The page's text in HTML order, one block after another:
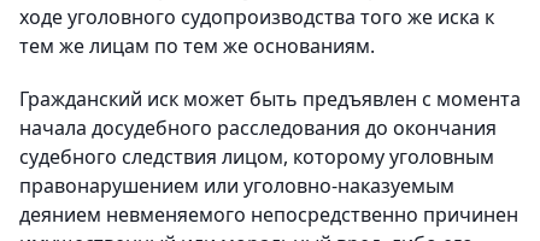
ходе уголовного судопроизводства того же иска к
тем же лицам по тем же основаниям.
Гражданский иск может быть предъявлен с момента
начала досудебного расследования до окончания
судебного следствия лицом, которому уголовным
правонарушением или уголовно-наказуемым
деянием невменяемого непосредственно причинен